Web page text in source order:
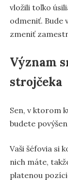
vložili toľko
odmeniť. Bude
zmeniť
Význam
strojčeka
Sen, v ktorom
budete
Vaši šéfovia si
nich máte,
platenou